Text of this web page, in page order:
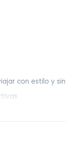
con estilo y
ropa sin